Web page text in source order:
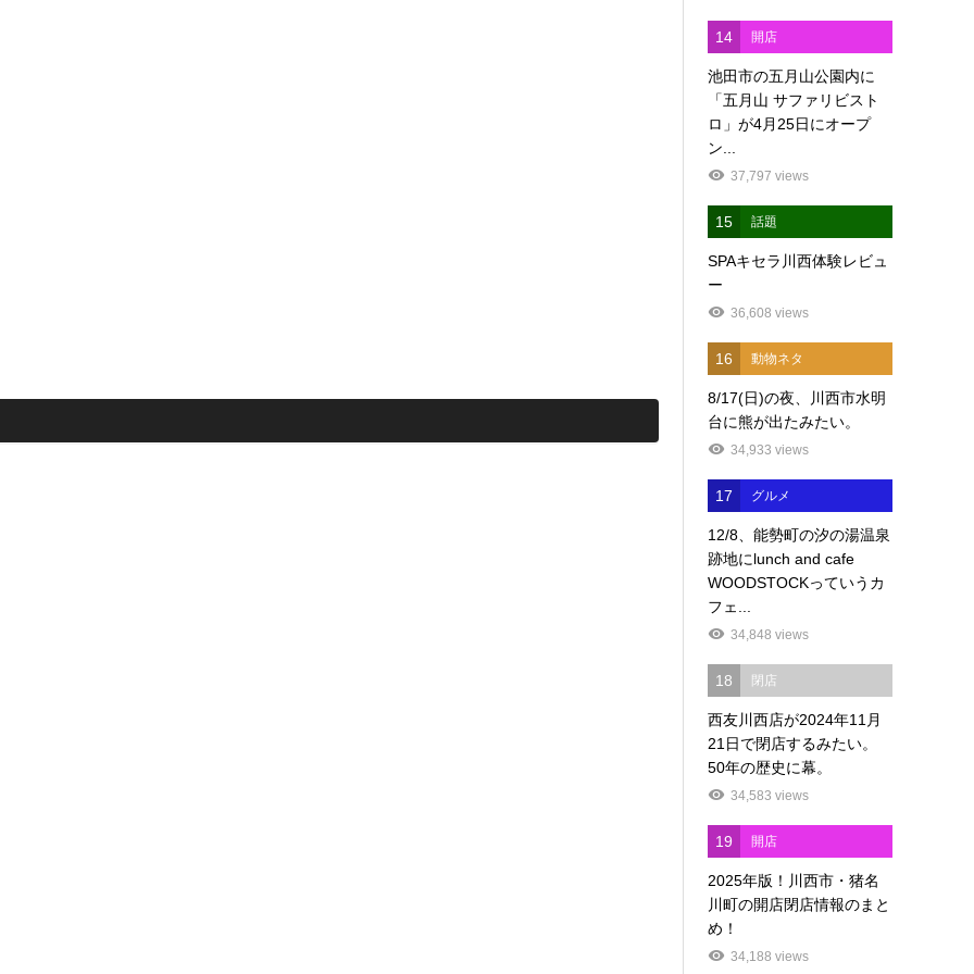
14 開店
池田市の五月山公園内に
「五月山 サファリビスト
ロ」が4月25日にオープ
ン...
37,797 views
15 話題
SPAキセラ川西体験レビュ
ー
36,608 views
16 動物ネタ
8/17(日)の夜、川西市水明
台に熊が出たみたい。
34,933 views
17 グルメ
12/8、能勢町の汐の湯温泉
跡地にlunch and cafe
WOODSTOCKっていうカ
フェ...
34,848 views
18 閉店
西友川西店が2024年11月
21日で閉店するみたい。
50年の歴史に幕。
34,583 views
19 開店
2025年版！川西市・猪名
川町の開店閉店情報のまと
め！
34,188 views